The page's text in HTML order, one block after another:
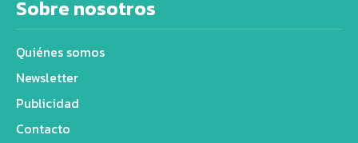
Sobre nosotros
Quiénes somos
Newsletter
Publicidad
Contacto